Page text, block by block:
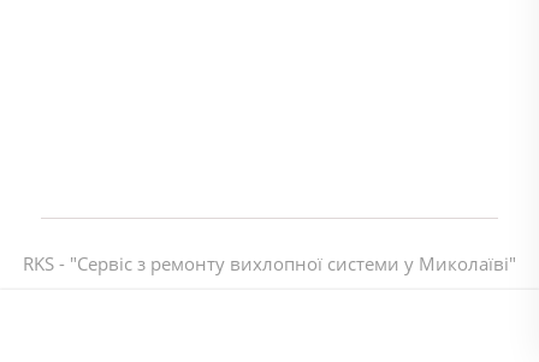
RKS - "Сервіс з ремонту вихлопної системи у Миколаїві"